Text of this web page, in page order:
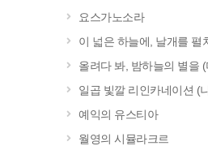
요스가노소라
이 넓은 하늘에, 날개를 펼
올려다 봐, 밤하늘의 별을
일곱 빛깔 리인카네이션 (
예익의 유스티아
월영의 시뮬라크르